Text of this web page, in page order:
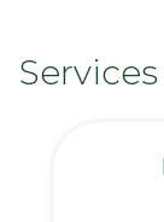
Services